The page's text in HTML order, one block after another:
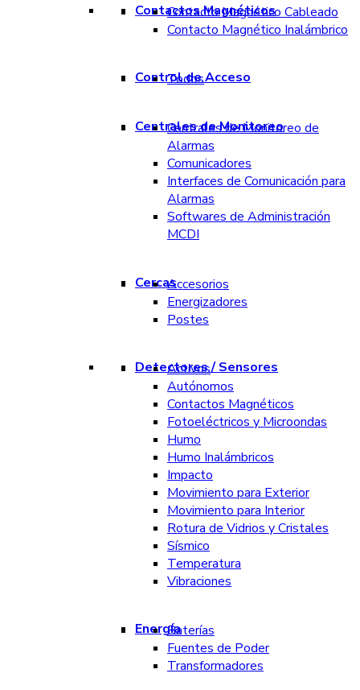
Contactos Magnéticos
Contacto Magnético Cableado
Contacto Magnético Inalámbrico
Control de Acceso
Todos
Centrales de Monitoreo
Centrales de Monitoreo de
Alarmas
Comunicadores
Interfaces de Comunicación para
Alarmas
Softwares de Administración
MCDI
CercasAccesorios
Energizadores
Postes
Detectores / Sensores
Activos
Autónomos
Contactos Magnéticos
Fotoeléctricos y Microondas
Humo
Humo Inalámbricos
Impacto
Movimiento para Exterior
Movimiento para Interior
Rotura de Vidrios y Cristales
Sísmico
Temperatura
Vibraciones
EnergíaBaterías
Fuentes de Poder
Transformadores